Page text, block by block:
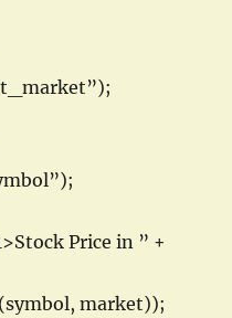
Price in ” +
market));